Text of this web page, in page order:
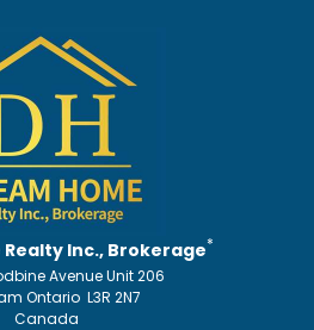
Realty Inc., Brokerage*
Avenue Unit 206
Ontario L3R 2N7
Canada